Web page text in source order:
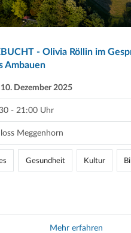
- Olivia Röllin im
Ambauen
Dezember 2025
- 21:00 Uhr
Meggenhorn
Gesundheit Kultur
Mehr erfahren